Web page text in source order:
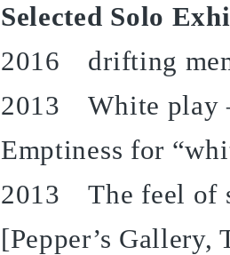
Selected Solo
2016 drifting
2013 White play
Emptiness for
2013 The feel of
[Pepper’s Gallery,